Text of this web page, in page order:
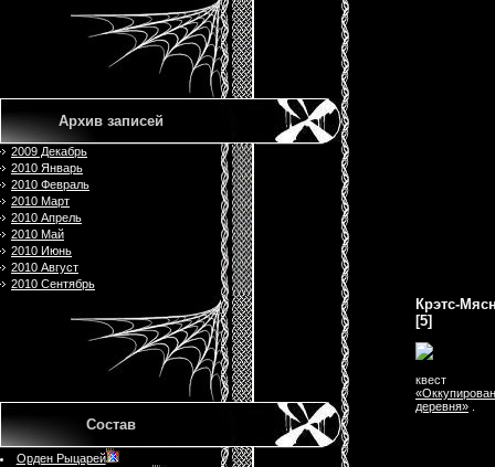
Архив записей
2009 Декабрь
2010 Январь
2010 Февраль
2010 Март
2010 Апрель
2010 Май
2010 Июнь
2010 Август
2010 Сентябрь
Состав
Орден Рыцарей
Крэтс-
[5]
квест
деревня»